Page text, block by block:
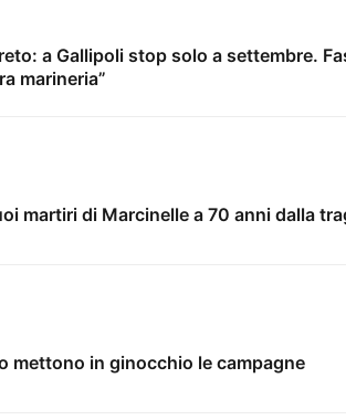
a Gallipoli stop solo a settembre.
marineria”
martiri di Marcinelle a 70 anni dalla
mettono in ginocchio le campagne